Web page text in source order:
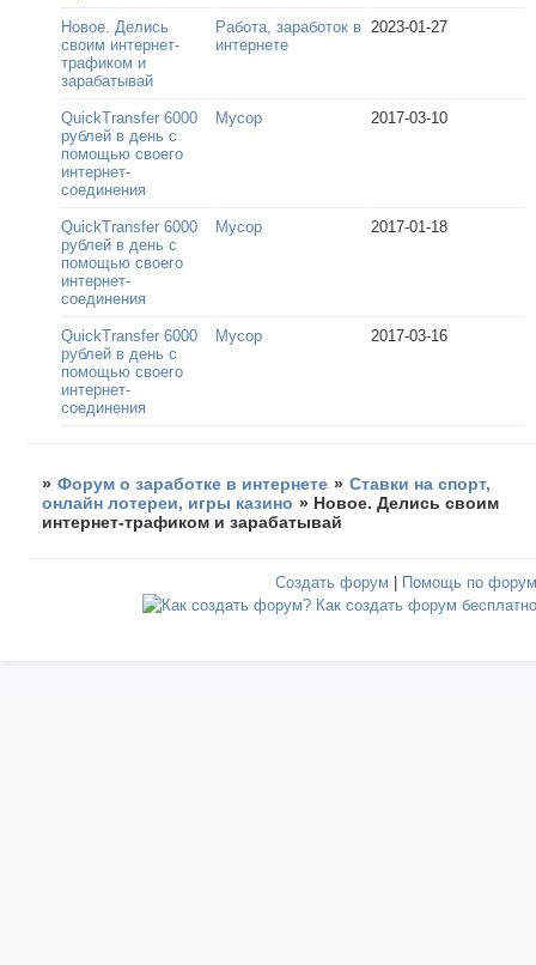
Новое. Делись
своим интернет-
трафиком и
зарабатывай
Работа, заработок в
интернете
2023-01-27
QuickTransfer 6000
рублей в день с
помощью своего
интернет-
соединения
Мусор 2017-03-10
QuickTransfer 6000
рублей в день с
помощью своего
интернет-
соединения
Мусор 2017-01-18
QuickTransfer 6000
рублей в день с
помощью своего
интернет-
соединения
Мусор 2017-03-16
» Форум о заработке в интернете » Ставки на спорт,
онлайн лотереи, игры казино » Новое. Делись своим
интернет-трафиком и зарабатывай
Создать форум | Помощь по